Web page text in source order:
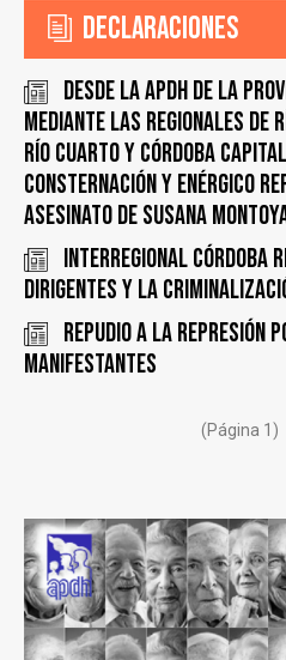
Declaraciones
Desde la APDH de la
mediante las regionales de
Río Cuarto y Córdoba
consternación y enérgico
asesinato de Susana
INTERREGIONAL CÓRDOBA
DIRIGENTES y LA
REPUDIO A LA REPRESIÓN
MANIFESTANTES
(Página 1)